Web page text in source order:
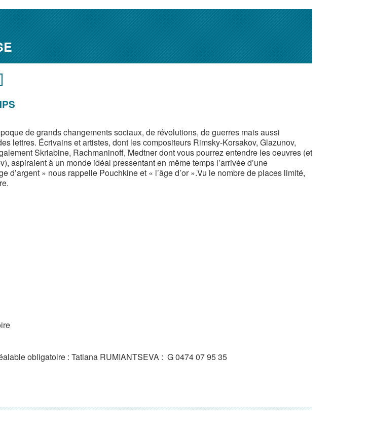
de grands changements sociaux, de révolutions, de guerres mais aussi
lettres. Écrivains et artistes, dont les compositeurs Rimsky-Korsakov, Glazunov,
Skriabine, Rachmaninoff, Medtner dont vous pourrez entendre les oeuvres (et
aspiraient à un monde idéal pressentant en même temps l’arrivée d’une
d’argent » nous rappelle Pouchkine et « l’âge d’or ».Vu le nombre de places limité,
obligatoire : Tatiana RUMIANTSEVA : G 0474 07 95 35